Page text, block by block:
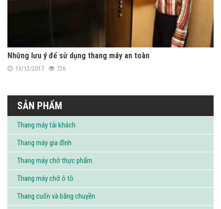
Những lưu ý để sử dụng thang máy an toàn
13/12/2017 726
SẢN PHẨM
Thang máy tải khách
Thang máy gia đình
Thang máy chở thực phẩm
Thang máy chở ô tô
Thang cuốn và băng chuyền